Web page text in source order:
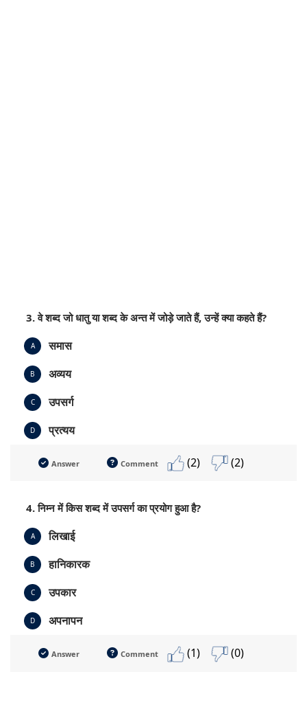
3. वे शब्द जो धातु या शब्द के अन्त में जोड़े जाते हैं, उन्हें क्या कहते हैं?
A समास
B अव्यय
C उपसर्ग
D प्रत्यय
Answer Comment (2) (2)
4. निम्न में किस शब्द में उपसर्ग का प्रयोग हुआ है?
A लिखाई
B हानिकारक
C उपकार
D अपनापन
Answer Comment (1) (0)